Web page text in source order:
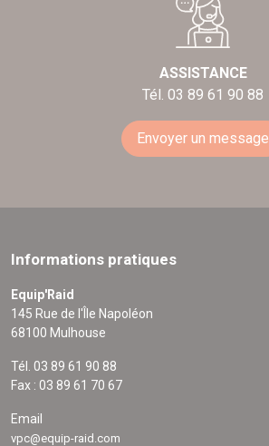
ASSISTANCE
Tél. 03 89 61 90 88
Envoyer un message
Informations pratiques
Equip'Raid
145 Rue de l'Île Napoléon
68100 Mulhouse
Tél. 03 89 61 90 88
Fax : 03 89 61 70 67
Email
vpc@equip-raid.com